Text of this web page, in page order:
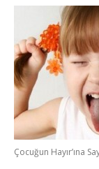
Çocuğun Hayır’ına